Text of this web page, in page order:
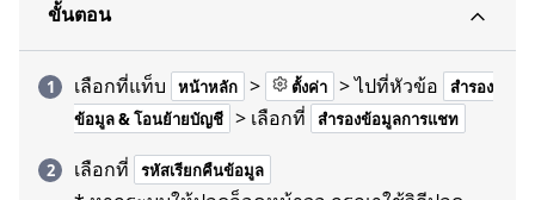
ขั้นตอน
เลือกที่แท็บ หน้าหลัก > ตั้งค่า > ไปที่หัวข้อ
สำรอง
ข้อมูล & โอนย้ายบัญชี > เลือกที่ สำรองข้อมูลการแชท
เลือกที่ รหัสเรียกคืนข้อมูล